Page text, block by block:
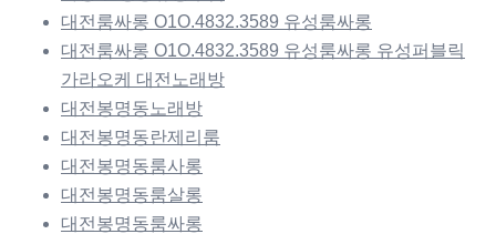
대전룸싸롱 O1O.4832.3589 유성룸싸롱
대전룸싸롱 O1O.4832.3589 유성룸싸롱 유성퍼블릭
가라오케 대전노래방
대전봉명동노래방
대전봉명동란제리룸
대전봉명동룸사롱
대전봉명동룸살롱
대전봉명동룸싸롱